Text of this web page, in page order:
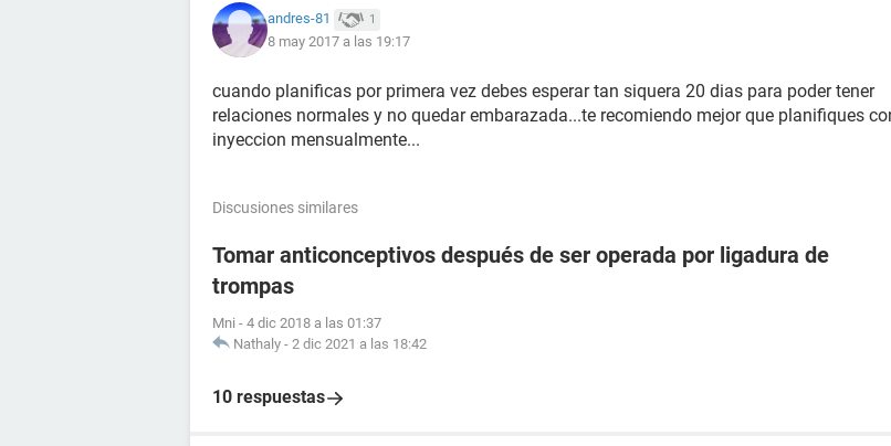
andres-81 1
8 may 2017 a las 19:17
cuando planificas por primera vez debes esperar tan siquera 20 dias para poder tener
relaciones normales y no quedar embarazada...te recomiendo mejor que planifiques
inyeccion mensualmente...
Discusiones similares
Tomar anticonceptivos después de ser operada por ligadura de
trompas
Mni - 4 dic 2018 a las 01:37
Nathaly - 2 dic 2021 a las 18:42
10 respuestas